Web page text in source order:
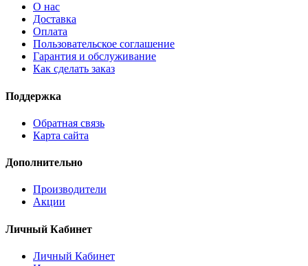
О нас
Доставка
Оплата
Пользовательское соглашение
Гарантия и обслуживание
Как сделать заказ
Поддержка
Обратная связь
Карта сайта
Дополнительно
Производители
Акции
Личный Кабинет
Личный Кабинет